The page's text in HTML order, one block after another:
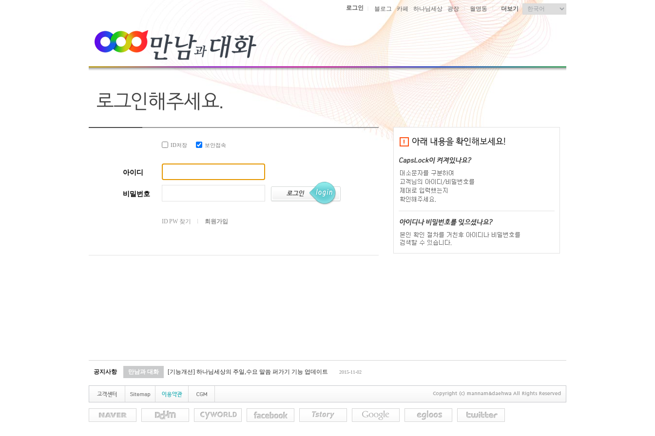
더보기
블로그 카페 하나님세상 광장 월명동 |
로그인
ID저장 보안접속
아이디
비밀번호
ID PW 찾기 회원가입
공지사항 만남과 대화 [기능개선] 하나님세상의 주일,수요 말씀 퍼가기 기능 업데이트 2015-11-02